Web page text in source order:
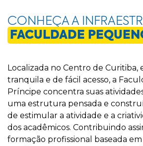
CONHEÇA A
FACULDADE
Localizada no Centro de Curitiba,
tranquila e de fácil acesso, a
Príncipe concentra suas
uma estrutura pensada e
de estimular a atividade e a
dos acadêmicos. Contribuindo
formação profissional baseada